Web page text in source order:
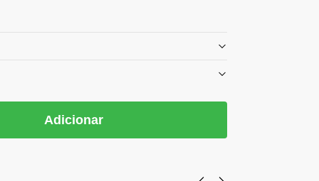
Adicionar